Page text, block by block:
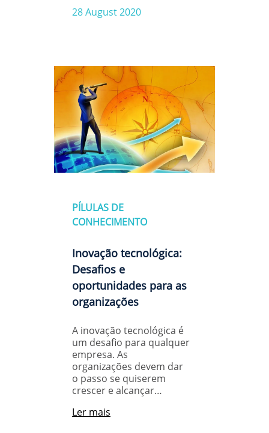
28 August 2020
PÍLULAS DE
CONHECIMENTO
Inovação tecnológica:
Desafios e
oportunidades para as
organizações
A inovação tecnológica é
um desafio para qualquer
empresa. As
organizações devem dar
o passo se quiserem
crescer e alcançar…
Ler mais